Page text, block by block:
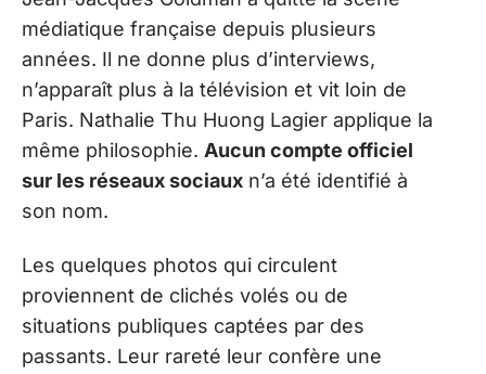
médiatique française depuis plusieurs
années. Il ne donne plus d’interviews,
n’apparaît plus à la télévision et vit loin de
Paris. Nathalie Thu Huong Lagier applique la
même philosophie. Aucun compte officiel
sur les réseaux sociaux n’a été identifié à
son nom.
Les quelques photos qui circulent
proviennent de clichés volés ou de
situations publiques captées par des
passants. Leur rareté leur confère une